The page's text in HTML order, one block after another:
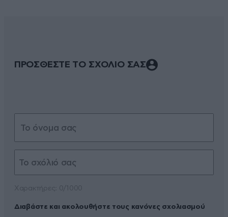
ΠΡΟΣΘΕΣΤΕ ΤΟ ΣΧΟΛΙΟ ΣΑΣ
Διαβάστε και ακολουθήστε τους κανόνες σχολιασμού